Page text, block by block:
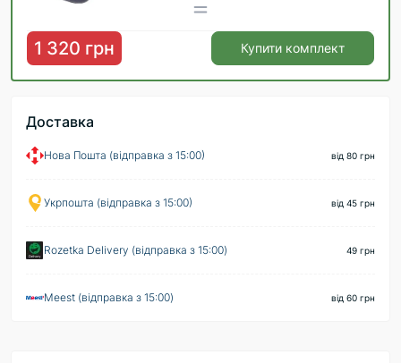
1 320 грн Купити комплект
Доставка
Нова Пошта (відправка з 15:00) від 80 грн
Укрпошта (відправка з 15:00) від 45 грн
Rozetka Delivery (відправка з 15:00) 49 грн
Meest (відправка з 15:00) від 60 грн